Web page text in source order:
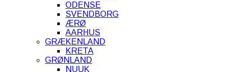
ODENSE
SVENDBORG
ÆRØ
AARHUS
GRÆKENLAND
KRETA
GRØNLAND
NUUK